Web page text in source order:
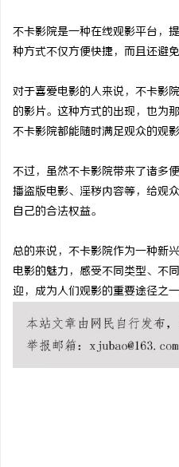
不卡影院是一种在线观影平台，
种方式不仅方便快捷，而且还避
对于喜爱电影的人来说，不卡影
的影片。这种方式的出现，也为
不卡影院都能随时满足观众的观影
不过，虽然不卡影院带来了诸多
播盗版电影、淫秽内容等，给观
自己的合法权益。
总的来说，不卡影院作为一种新
电影的魅力，感受不同类型、不
迎，成为人们观影的重要途径之一